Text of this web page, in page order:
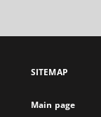
open
new
SITEMAP
Main page